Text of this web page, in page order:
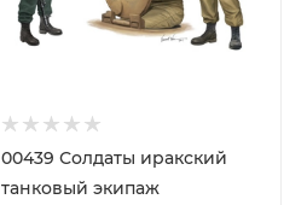
00439 Солдаты иракский
танковый экипаж